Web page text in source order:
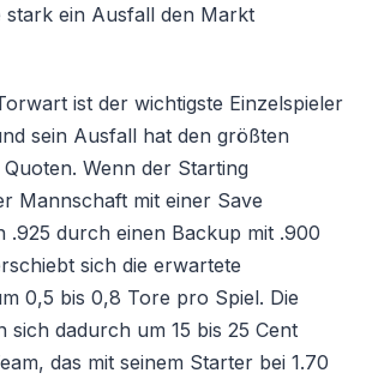
stark ein Ausfall den Markt
ist der wichtigste Einzelspieler
sein Ausfall hat den größten
Wenn der Starting
Mannschaft mit einer Save
.925 durch einen Backup mit .900
sich die erwartete
0,5 bis 0,8 Tore pro Spiel. Die
sich dadurch um 15 bis 25 Cent
das mit seinem Starter bei 1.70